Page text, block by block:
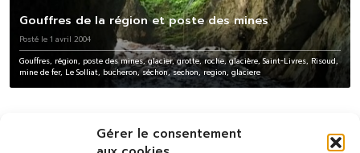
Gérer le consentement
Gouffres de la région et poste des mines
Posté le 1 avril 2004
Gouffres, région, poste des mines, glacier, grotte, roche, glacière, Saint-Livres, Risoud,
mine de fer, Le Solliat, bucheron, séchon, sechon, region, glaciere